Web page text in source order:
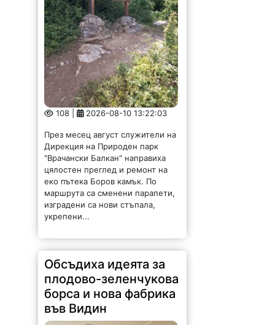
108 | 2026-08-10 13:22:03
През месец август служители на
Дирекция на Природен парк
"Врачански Балкан" направиха
цялостен преглед и ремонт на
еко пътека Боров камък. По
маршрута са сменени парапети,
изградени са нови стъпала,
укрепени...
Обсъдиха идеята за
плодово-зеленчукова
борса и нова фабрика
във Видин